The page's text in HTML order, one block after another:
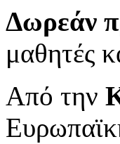
Δωρεάν
μαθητές
Από την